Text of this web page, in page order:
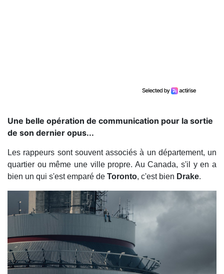
Une belle opération de communication pour la sortie
de son dernier opus...
Les rappeurs sont souvent associés à un département, un
quartier ou même une ville propre. Au Canada, s'il y en a
bien un qui s'est emparé de Toronto, c'est bien Drake.